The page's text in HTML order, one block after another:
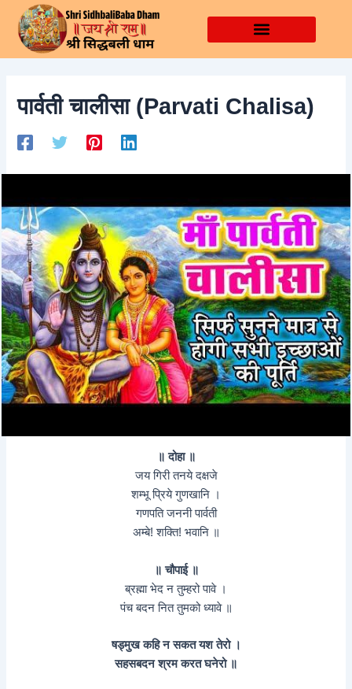
content
पार्वती चालीसा (Parvati Chalisa)
॥ दोहा ॥
जय गिरी तनये दक्षजे
शम्भू प्रिये गुणखानि ।
गणपति जननी पार्वती
अम्बे! शक्ति! भवानि ॥
॥ चौपाई ॥
ब्रह्मा भेद न तुम्हरो पावे ।
पंच बदन नित तुमको ध्यावे ॥
षड्मुख कहि न सकत यश तेरो ।
सहसबदन श्रम करत घनेरो ॥
Post
navigation